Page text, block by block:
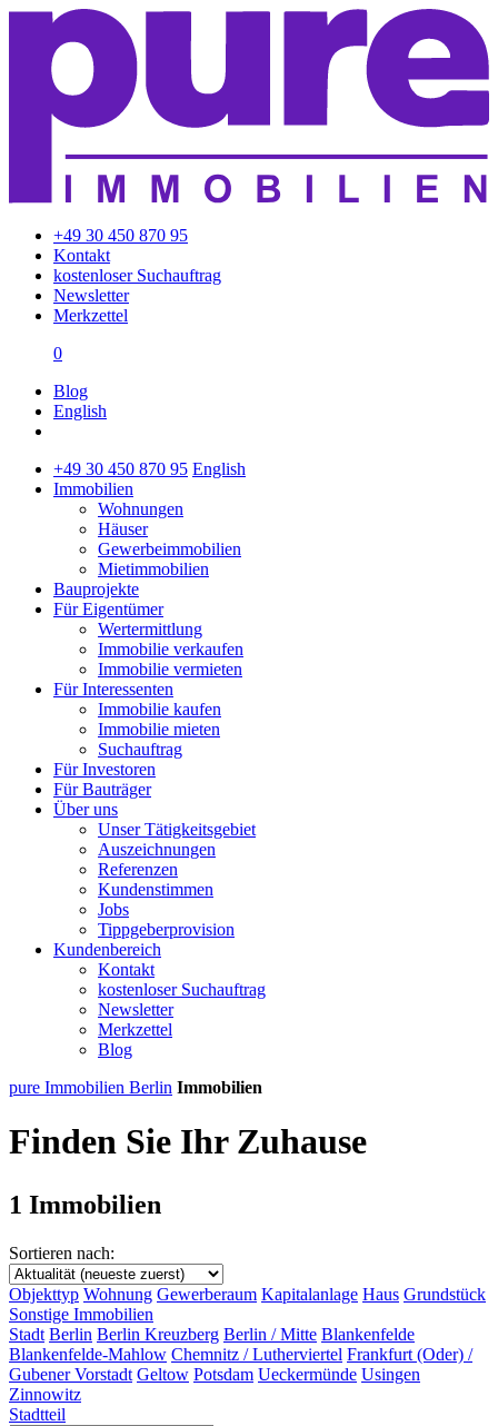
+49 30 450 870 95
Kontakt
kostenloser Suchauftrag
Newsletter
Merkzettel
0
Blog
English
+49 30 450 870 95 English
Immobilien
Wohnungen
Häuser
Gewerbeimmobilien
Mietimmobilien
Bauprojekte
Für Eigentümer
Wertermittlung
Immobilie verkaufen
Immobilie vermieten
Für Interessenten
Immobilie kaufen
Immobilie mieten
Suchauftrag
Für Investoren
Für Bauträger
Über uns
Unser Tätigkeitsgebiet
Auszeichnungen
Referenzen
Kundenstimmen
Jobs
Tippgeberprovision
Kundenbereich
Kontakt
kostenloser Suchauftrag
Newsletter
Merkzettel
Blog
pure Immobilien Berlin Immobilien
Finden Sie Ihr Zuhause
1 Immobilien
Sortieren nach:
Objekttyp Wohnung Gewerberaum Kapitalanlage Haus Grundstück
Sonstige Immobilien
Stadt Berlin Berlin Kreuzberg Berlin / Mitte Blankenfelde
Blankenfelde-Mahlow Chemnitz / Lutherviertel Frankfurt (Oder) /
Gubener Vorstadt Geltow Potsdam Ueckermünde Usingen
Zinnowitz
Stadtteil